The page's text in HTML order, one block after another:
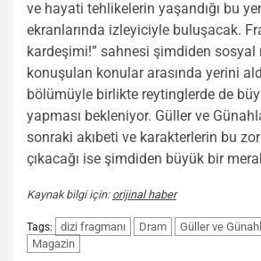
ve hayati tehlikelerin yaşandığı bu
ekranlarında izleyiciyle buluşacak.
kardeşimi!” sahnesi şimdiden sosyal
konuşulan konular arasında yerini
bölümüyle birlikte reytinglerde de
yapması bekleniyor. Güller ve
sonraki akıbeti ve karakterlerin bu
çıkacağı ise şimdiden büyük bir
Kaynak bilgi için: orijinal haber
Tags: dizi fragmanı Dram Güller ve
Magazin